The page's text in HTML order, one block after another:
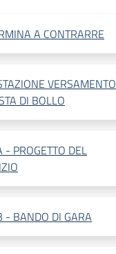
A CONTRARRE
VERSAMENTO
DI BOLLO
- PROGETTO DEL
- BANDO DI GARA